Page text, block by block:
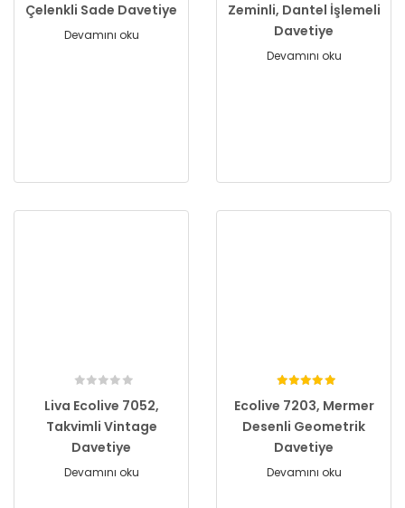
Çelenkli Sade Davetiye
Devamını oku
Zeminli, Dantel İşlemeli
Davetiye
Devamını oku
Liva Ecolive 7052,
Takvimli Vintage
Davetiye
Devamını oku
Ecolive 7203, Mermer
Desenli Geometrik
Davetiye
Devamını oku